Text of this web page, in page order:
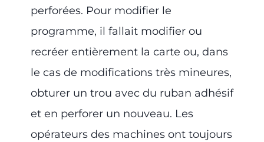
perforées. Pour modifier le
programme, il fallait modifier ou
recréer entièrement la carte ou, dans
le cas de modifications très mineures,
obturer un trou avec du ruban adhésif
et en perforer un nouveau. Les
opérateurs des machines ont toujours